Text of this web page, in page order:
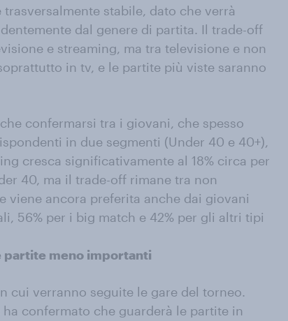
stabile, dato che verrà
dal genere di partita. Il trade-off
e streaming, ma tra televisione e non
in tv, e le partite più viste saranno
confermarsi tra i giovani, che spesso
in due segmenti (Under 40 e 40+),
cresca significativamente al 18% circa per
40, ma il trade-off rimane tra non
viene ancora preferita anche dai giovani
56% per i big match e 42% per gli altri tipi
partite meno importanti
cui verranno seguite le gare del torneo.
confermato che guarderà le partite in